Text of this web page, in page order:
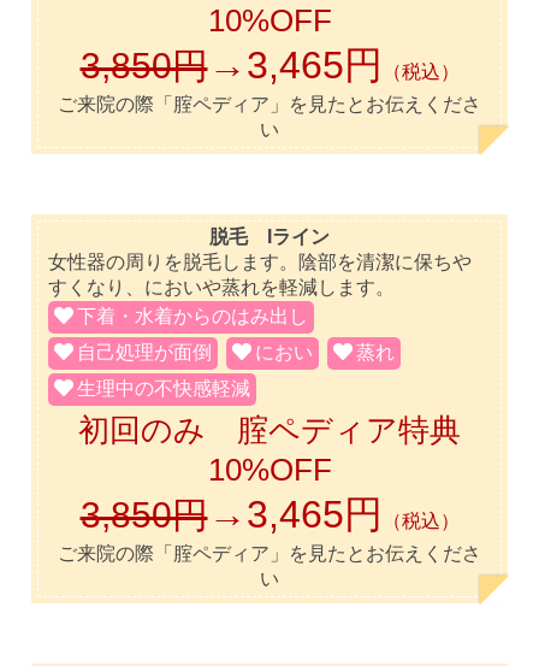
10%OFF
3,850円→3,465円
（税込）
ご来院の際「腟ペディア」を見たとお伝えくださ
い
脱毛 Iライン
女性器の周りを脱毛します。陰部を清潔に保ちや
すくなり、においや蒸れを軽減します。
下着・水着からのはみ出し
自己処理が面倒
におい
蒸れ
生理中の不快感軽減
初回のみ 腟ペディア特典
10%OFF
3,850円→3,465円
（税込）
ご来院の際「腟ペディア」を見たとお伝えくださ
い